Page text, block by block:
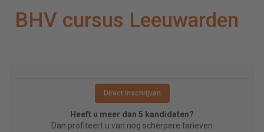
BHV cursus Leeuwarden
Direct inschrijven
Heeft u meer dan 5 kandidaten?
Dan profiteert u van nog scherpere tarieven